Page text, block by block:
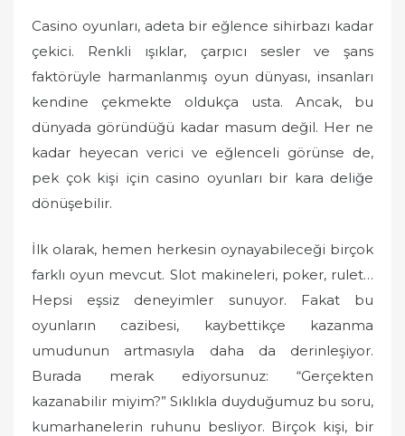
Casino oyunları, adeta bir eğlence sihirbazı kadar
çekici. Renkli ışıklar, çarpıcı sesler ve şans
faktörüyle harmanlanmış oyun dünyası, insanları
kendine çekmekte oldukça usta. Ancak, bu
dünyada göründüğü kadar masum değil. Her ne
kadar heyecan verici ve eğlenceli görünse de,
pek çok kişi için casino oyunları bir kara deliğe
dönüşebilir.
İlk olarak, hemen herkesin oynayabileceği birçok
farklı oyun mevcut. Slot makineleri, poker, rulet…
Hepsi eşsiz deneyimler sunuyor. Fakat bu
oyunların cazibesi, kaybettikçe kazanma
umudunun artmasıyla daha da derinleşiyor.
Burada merak ediyorsunuz: “Gerçekten
kazanabilir miyim?” Sıklıkla duyduğumuz bu soru,
kumarhanelerin ruhunu besliyor. Birçok kişi, bir